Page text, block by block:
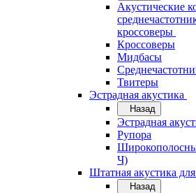
Акустические
кроссоверы
Кроссоверы
Мидбасы
Твитеры
Эстрадная акустика
Назад
Эстрадная
Рупора
Ч)
Штатная акустика
Назад